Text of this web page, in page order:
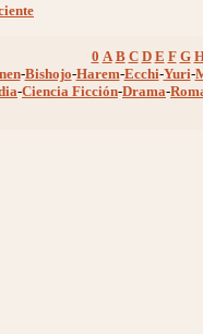
0 A B C D E F G
-Bishojo-Harem-Ecchi-Yuri-
-Ciencia Ficción-Drama-